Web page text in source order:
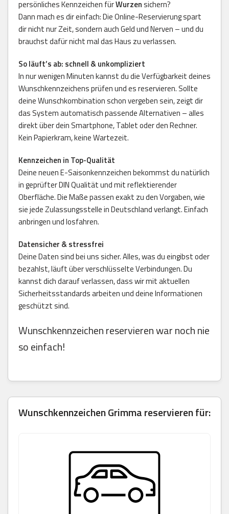
persönliches Kennzeichen fürWurzensichern?
Dann mach es dir einfach: Die Online-Reservierung spart
dir nicht nur Zeit, sondern auch Geld und Nerven – und du
brauchst dafür nicht mal das Haus zu verlassen.
So läuft’s ab: schnell & unkompliziert
In nur wenigen Minuten kannst du die Verfügbarkeit deines
Wunschkennzeichens prüfen und es reservieren. Sollte
deine Wunschkombination schon vergeben sein, zeigt dir
das System automatisch passende Alternativen – alles
direkt über dein Smartphone, Tablet oder den Rechner.
Kein Papierkram, keine Wartezeit.
Kennzeichen in Top-Qualität
Deine neuen E-Saisonkennzeichen bekommst du natürlich
in geprüfter DIN Qualität und mit reflektierender
Oberfläche. Die Maße passen exakt zu den Vorgaben, wie
sie jede Zulassungsstelle in Deutschland verlangt. Einfach
anbringen und losfahren.
Datensicher & stressfrei
Deine Daten sind bei uns sicher. Alles, was du eingibst oder
bezahlst, läuft über verschlüsselte Verbindungen. Du
kannst dich darauf verlassen, dass wir mit aktuellen
Sicherheitsstandards arbeiten und deine Informationen
geschützt sind.
Wunschkennzeichen reservieren war noch nie
so einfach!
Wunschkennzeichen Grimma reservieren für: